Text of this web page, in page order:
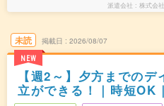
派遣会社 株式会
未読
NEW
掲載日 2026/08/07
【週2～】夕方までの
立ができる！｜時短OK